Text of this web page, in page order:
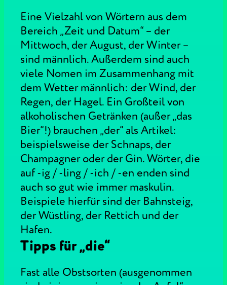
Eine Vielzahl von Wörtern aus dem
Bereich „Zeit und Datum“ – der
Mittwoch, der August, der Winter –
sind männlich. Außerdem sind auch
viele Nomen im Zusammenhang mit
dem Wetter männlich: der Wind, der
Regen, der Hagel. Ein Großteil von
alkoholischen Getränken (außer „das
Bier“!) brauchen „der“ als Artikel:
beispielsweise der Schnaps, der
Champagner oder der Gin. Wörter, die
auf -ig / -ling / -ich / -en enden sind
auch so gut wie immer maskulin.
Beispiele hierfür sind der Bahnsteig,
der Wüstling, der Rettich und der
Hafen.
Tipps für „die“
Fast alle Obstsorten (ausgenommen